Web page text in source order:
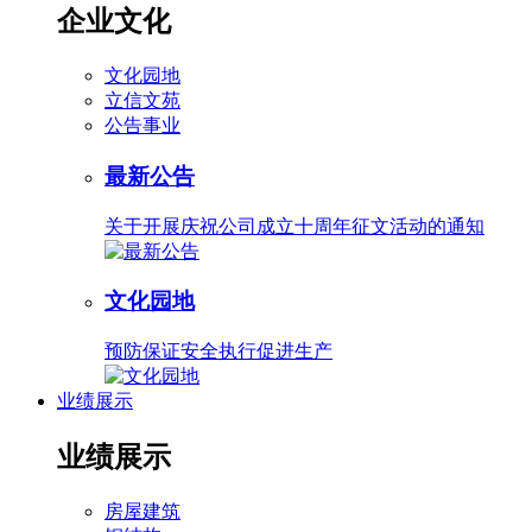
企业文化
文化园地
立信文苑
公告事业
最新公告
关于开展庆祝公司成立十周年征文活动的通知
文化园地
预防保证安全执行促进生产
业绩展示
业绩展示
房屋建筑